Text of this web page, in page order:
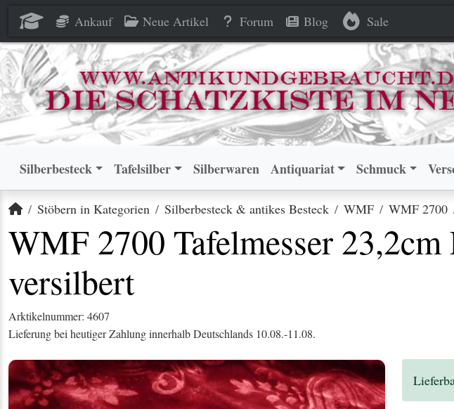
Ankauf Neue Artikel Forum Blog Sale
Silberbesteck Tafelsilber Silberwaren Antiquariat Schmuck
Startseite
Stöbern in Kategorien Silberbesteck & antikes Besteck WMF WMF 2700
WMF 2700 Tafelmesser
versilbert
Arktikelnummer: 4607
Lieferung bei heutiger Zahlung innerhalb Deutschlands 10.08.-11.08.
WMF 2700 Tafelmesser 23,2cm Friodur 90
WMF 2700 Tafelmesser 23,2cm Friodur 90